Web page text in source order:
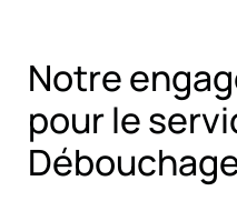
Notre
pour le